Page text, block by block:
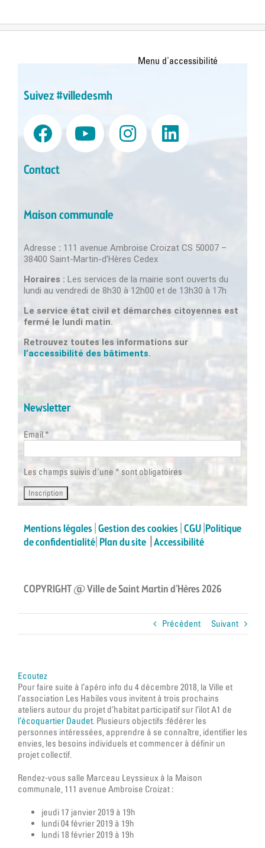
Précédent Suivant
Ecoutez
Pour faire suite à l’apéro info du 4 décembre 2018, la Ville et
l’association Les Habiles vous invitent à trois prochains
ateliers autour du projet d’habitat participatif sur l’ilot A1 de
l’écoquartier Daudet. Plusieurs objectifs :fédérer les
personnes intéressées, apprendre à se connaître, identifier les
envies, les besoins individuels et commencer à définir un
projet collectif.
Rendez-vous salle Marceau Leyssieux à la Maison
communale, 111 avenue Ambroise Croizat :
jeudi 17 janvier 2019 à 19h
lundi 04 février 2019 à 19h
lundi 18 février 2019 à 19h
Suivez #villedesmh
Contact
Maison communale
Adresse : 111 avenue Ambroise Croizat CS 50007 –
38400 Saint-Martin-d’Hères Cedex
Horaires : Les services de la mairie sont ouverts du
lundi au vendredi de 8h30 à 12h00 et de 13h30 à 17h
Le service état civil et démarches citoyennes est
fermé le lundi matin.
Retrouvez toutes les informations sur
l’accessibilité des bâtiments.
Newsletter
Email *
Les champs suivis d'une * sont obligatoires
Mentions légales Gestion des cookies CGU Politique
de confidentialité Plan du site Accessibilité
COPYRIGHT @ Ville de Saint Martin d’Hères 2026